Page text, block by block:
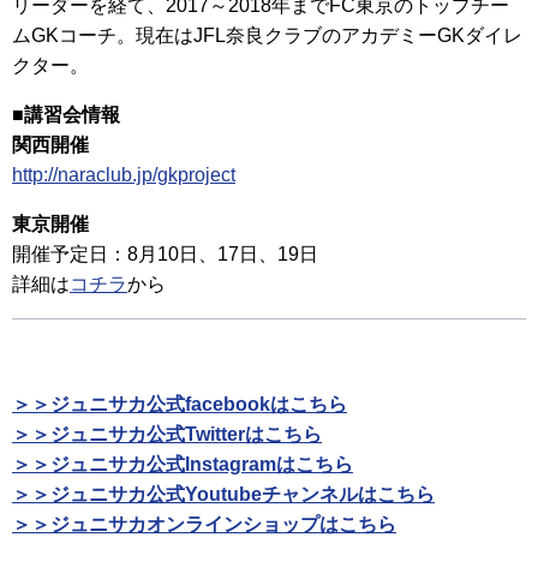
リーダーを経て、2017～2018年までFC東京のトップチー
ムGKコーチ。現在はJFL奈良クラブのアカデミーGKダイレ
クター。
■講習会情報
関西開催
http://naraclub.jp/gkproject
東京開催
開催予定日：8月10日、17日、19日
詳細はコチラから
＞＞ジュニサカ公式facebookはこちら
＞＞ジュニサカ公式Twitterはこちら
＞＞ジュニサカ公式Instagramはこちら
＞＞ジュニサカ公式Youtubeチャンネルはこちら
＞＞ジュニサカオンラインショップはこちら